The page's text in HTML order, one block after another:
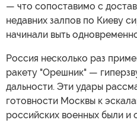
— что сопоставимо с
недавних залпов по Киеву
начинали выть
Россия несколько раз
ракету "Орешник" —
дальности. Эти удары
готовности Москвы к
российских военных были